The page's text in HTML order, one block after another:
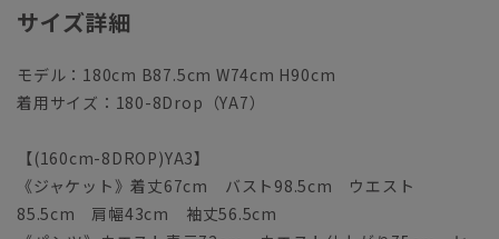
サイズ詳細
モデル：180cm B87.5cm W74cm H90cm
着用サイズ：180-8Drop（YA7）
【(160cm-8DROP)YA3】
《ジャケット》着丈67cm バスト98.5cm ウエスト
85.5cm 肩幅43cm 袖丈56.5cm